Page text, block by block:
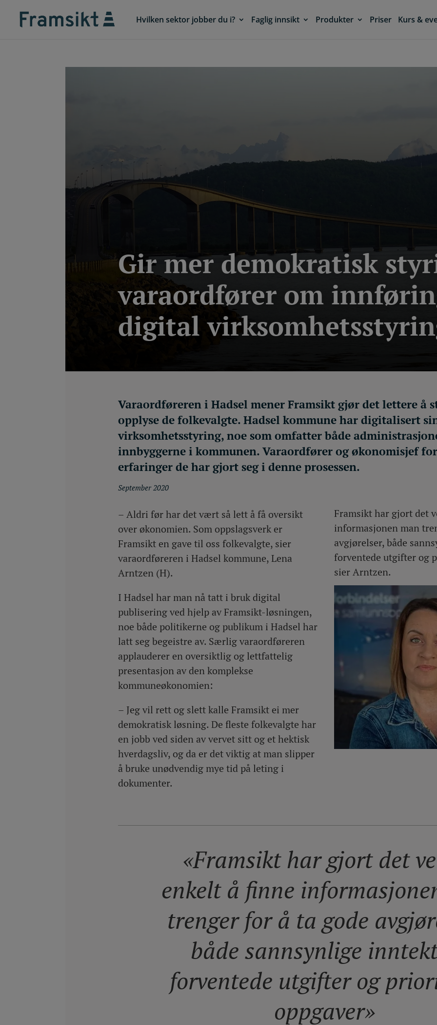
Hvilken sektor jobber du i? Faglig innsikt Produkter Priser Kurs &
Gir mer demokratisk
varaordfører om
digital
Varaordføreren i Hadsel mener Framsikt gjør det lettere å
opplyse de folkevalgte. Hadsel kommune har digitalisert
virksomhetsstyring, noe som omfatter både
innbyggerne i kommunen. Varaordfører og økonomisjef
erfaringer de har gjort seg i denne prosessen.
September 2020
– Aldri før har det vært så lett å få oversikt
over økonomien. Som oppslagsverk er
Framsikt en gave til oss folkevalgte, sier
varaordføreren i Hadsel kommune, Lena
Arntzen (H).
I Hadsel har man nå tatt i bruk digital
publisering ved hjelp av Framsikt-løsningen,
noe både politikerne og publikum i Hadsel har
latt seg begeistre av. Særlig varaordføreren
applauderer en oversiktlig og lettfattelig
presentasjon av den komplekse
kommuneøkonomien:
– Jeg vil rett og slett kalle Framsikt ei mer
demokratisk løsning. De fleste folkevalgte har
en jobb ved siden av vervet sitt og et hektisk
hverdagsliv, og da er det viktig at man slipper
å bruke unødvendig mye tid på leting i
dokumenter.
Framsikt har gjort det
informasjonen man
avgjørelser, både
forventede utgifter og
sier Arntzen.
«Framsikt har gjort det
enkelt å finne
trenger for å ta gode
både sannsynlige
forventede utgifter og
oppgaver»